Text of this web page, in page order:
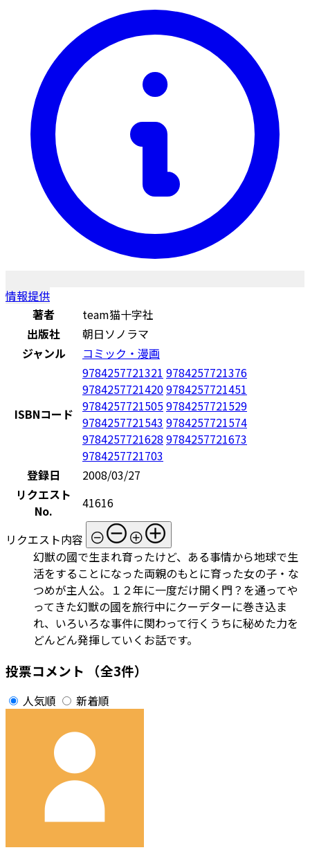
情報提供
著者
team猫十字社
出版社
朝日ソノラマ
ジャンル
コミック・漫画
ISBNコード
9784257721321 9784257721376
97842577214209784257721451
97842577215059784257721529
9784257721543 9784257721574
9784257721628 9784257721673
9784257721703
登録日
2008/03/27
リクエスト
No.
41616
リクエスト内容
幻獣の國で生まれ育ったけど、ある事情から地球で生
活をすることになった両親のもとに育った女の子・な
つめが主人公。１２年に一度だけ開く門？を通ってや
ってきた幻獣の國を旅行中にクーデターに巻き込ま
れ、いろいろな事件に関わって行くうちに秘めた力を
どんどん発揮していくお話です。
投票コメント （全3件）
人気順 新着順